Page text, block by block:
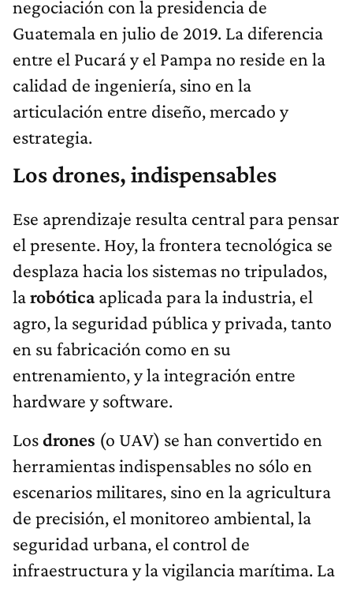
negociación con la presidencia de
Guatemala en julio de 2019. La diferencia
entre el Pucará y el Pampa no reside en la
calidad de ingeniería, sino en la
articulación entre diseño, mercado y
estrategia.
Los drones, indispensables
Ese aprendizaje resulta central para pensar
el presente. Hoy, la frontera tecnológica se
desplaza hacia los sistemas no tripulados,
larobóticaaplicada para la industria, el
agro, la seguridad pública y privada, tanto
en su fabricación como en su
entrenamiento, y la integración entre
hardware y software.
Losdrones (o UAV) se han convertido en
herramientas indispensables no sólo en
escenarios militares, sino en la agricultura
de precisión, el monitoreo ambiental, la
seguridad urbana, el control de
infraestructura y la vigilancia marítima. La